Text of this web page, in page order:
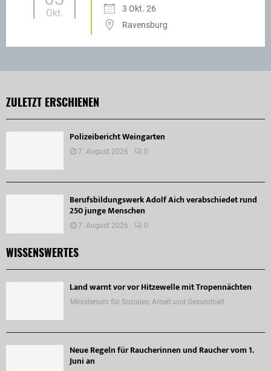
Okt.
3 Okt. 26
Ravensburg
ZULETZT ERSCHIENEN
Polizeibericht Weingarten
7. August 2026 0
Berufsbildungswerk Adolf Aich verabschiedet rund
250 junge Menschen
7. August 2026 0
WISSENSWERTES
Land warnt vor vor Hitzewelle mit Tropennächten
Ministerium für Soziales, Arbeit und Gesundheit
Neue Regeln für Raucherinnen und Raucher vom 1.
Juni an